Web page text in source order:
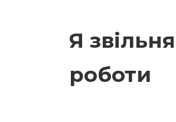
Я
роботи